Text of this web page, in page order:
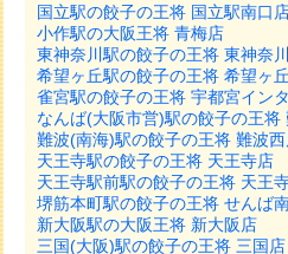
国立駅の餃子の王将 国立駅南口
小作駅の大阪王将 青梅店
東神奈川駅の餃子の王将 東神奈
希望ヶ丘駅の餃子の王将 希望ヶ
雀宮駅の餃子の王将 宇都宮イン
なんば(大阪市営)駅の餃子の王将
難波(南海)駅の餃子の王将 難波
天王寺駅の餃子の王将 天王寺店
天王寺駅前駅の餃子の王将 天王
堺筋本町駅の餃子の王将 せんば
新大阪駅の大阪王将 新大阪店
三国(大阪)駅の餃子の王将 三国店